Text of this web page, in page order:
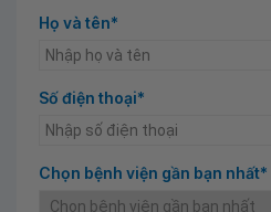
Họ và tên*
Số điện thoại*
Chọn bệnh viện gần bạn nhất*